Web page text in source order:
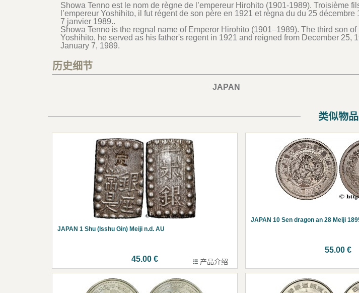
Showa Tenno est le nom de règne de l’empereur Hirohito (1901-1989). Troisième
l’empereur Yoshihito, il fut régent de son père en 1921 et règna du du 25 décembre
7 janvier 1989..
Showa Tenno is the regnal name of Emperor Hirohito (1901–1989). The third son of
Yoshihito, he served as his father's regent in 1921 and reigned from December 25,
January 7, 1989.
历史细节
JAPAN
类似物品
JAPAN 1 Shu (Isshu Gin) Meiji n.d. AU
45.00 € 产品介绍
JAPAN 10 Sen dragon an 28 Meiji
55.00 €